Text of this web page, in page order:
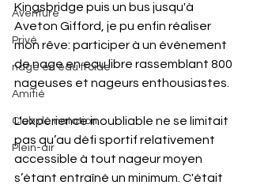
Aventure
Privé
nage en eau froide
Amitié
Club de natation
Plein-air
Kingsbridge puis un bus jusqu'à
Aveton Gifford, je pu enfin réaliser
mon rêve: participer à un événement
de nage en eau libre rassemblant 800
nageuses et nageurs enthousiastes.
L'expérience inoubliable ne se limitait
pas qu’au défi sportif relativement
accessible à tout nageur moyen
s’étant entraîné un minimum. C'était